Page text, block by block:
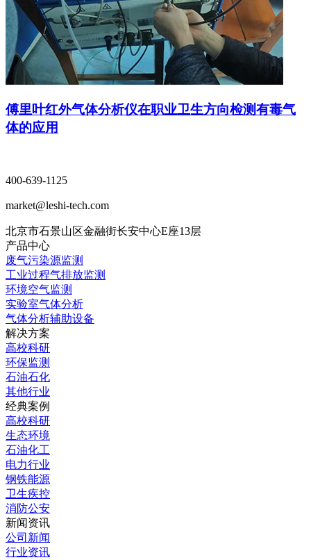
傅里叶红外气体分析仪在职业卫生方向检测有毒气
体的应用
400-639-1125
market@leshi-tech.com
北京市石景山区金融街长安中心E座13层
产品中心
废气污染源监测
工业过程气排放监测
环境空气监测
实验室气体分析
气体分析辅助设备
解决方案
高校科研
环保监测
石油石化
其他行业
经典案例
高校科研
生态环境
石油化工
电力行业
钢铁能源
卫生疾控
消防公安
新闻资讯
公司新闻
行业资讯